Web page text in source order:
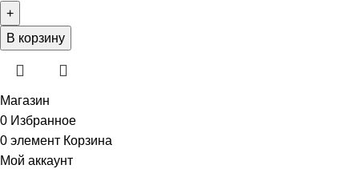
В корзину
Магазин
0 Избранное
0 элемент Корзина
Мой аккаунт